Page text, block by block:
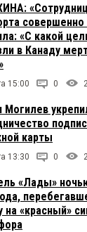
совершенно
«С какой
в Канаду
15:00 0
Могилев
карты
13:30 0
«Лады»
на «красный»